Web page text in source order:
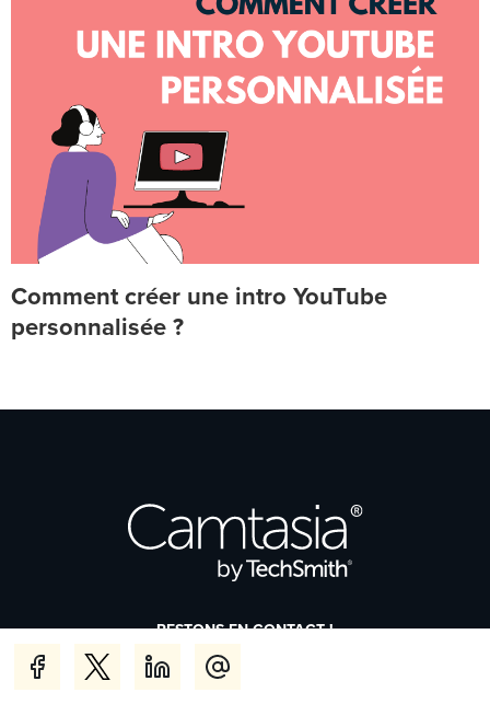
Comment créer une intro YouTube
personnalisée ?
RESTONS EN CONTACT !